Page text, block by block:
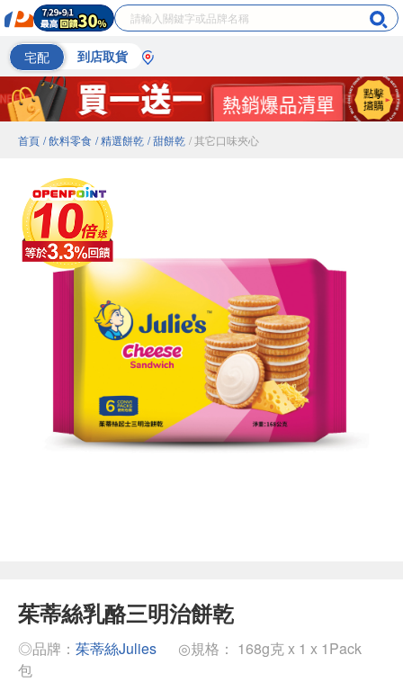
宅配 到店取貨
首頁 / 飲料零食 / 精選餅乾 / 甜餅乾 / 其它口味夾心
茱蒂絲乳酪三明治餅乾
◎品牌： 茱蒂絲Julies
◎規格： 168g克 x 1 x 1Pack
包